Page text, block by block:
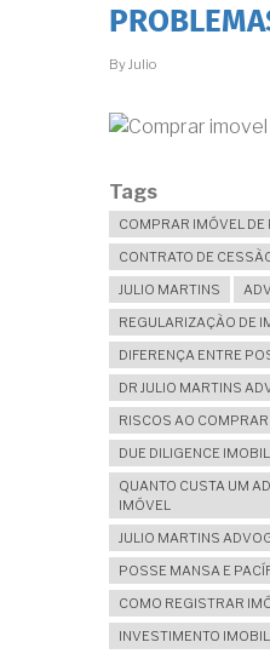
By Julio
Tags
COMPRAR IMÓVEL DE
CONTRATO DE
JULIO MARTINS
REGULARIZAÇÃO DE
DIFERENÇA ENTRE
DR JULIO MARTINS
RISCOS AO
DUE DILIGENCE
QUANTO CUSTA UM
IMÓVEL
JULIO MARTINS
POSSE MANSA E
COMO REGISTRAR
INVESTIMENTO